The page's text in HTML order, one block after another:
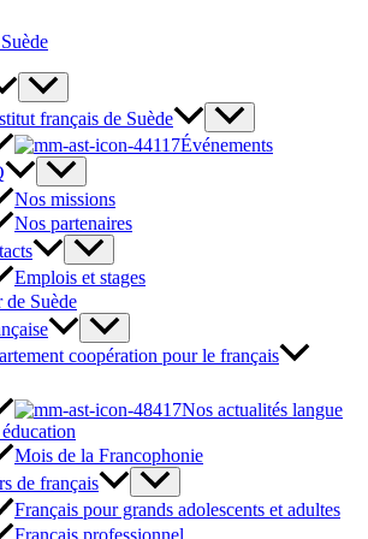
français de Suède
Événements
Nos missions
Nos partenaires
Emplois et stages
de Suède
coopération pour le français
Nos actualités langue
Mois de la Francophonie
de français
Français pour grands adolescents et adultes
Français professionnel